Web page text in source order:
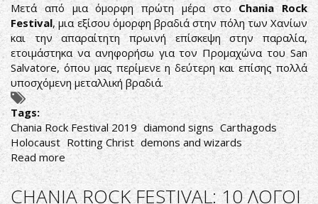
Μετά από μια όμορφη πρώτη μέρα στο Chania Rock
Festival, μια εξίσου όμορφη βραδιά στην πόλη των Χανίων
και την απαραίτητη πρωινή επίσκεψη στην παραλία,
ετοιμάστηκα να ανηφορήσω για τον Προμαχώνα του San
Salvatore, όπου μας περίμενε η δεύτερη και επίσης πολλά
υποσχόμενη μεταλλική βραδιά.
Tags:
Chania Rock Festival 2019 diamond signs Carthagods
Holocaust Rotting Christ demons and wizards
Read more about
CHANIA
ROCK
CHANIA ROCK FESTIVAL: 10 ΛΟΓΟΙ